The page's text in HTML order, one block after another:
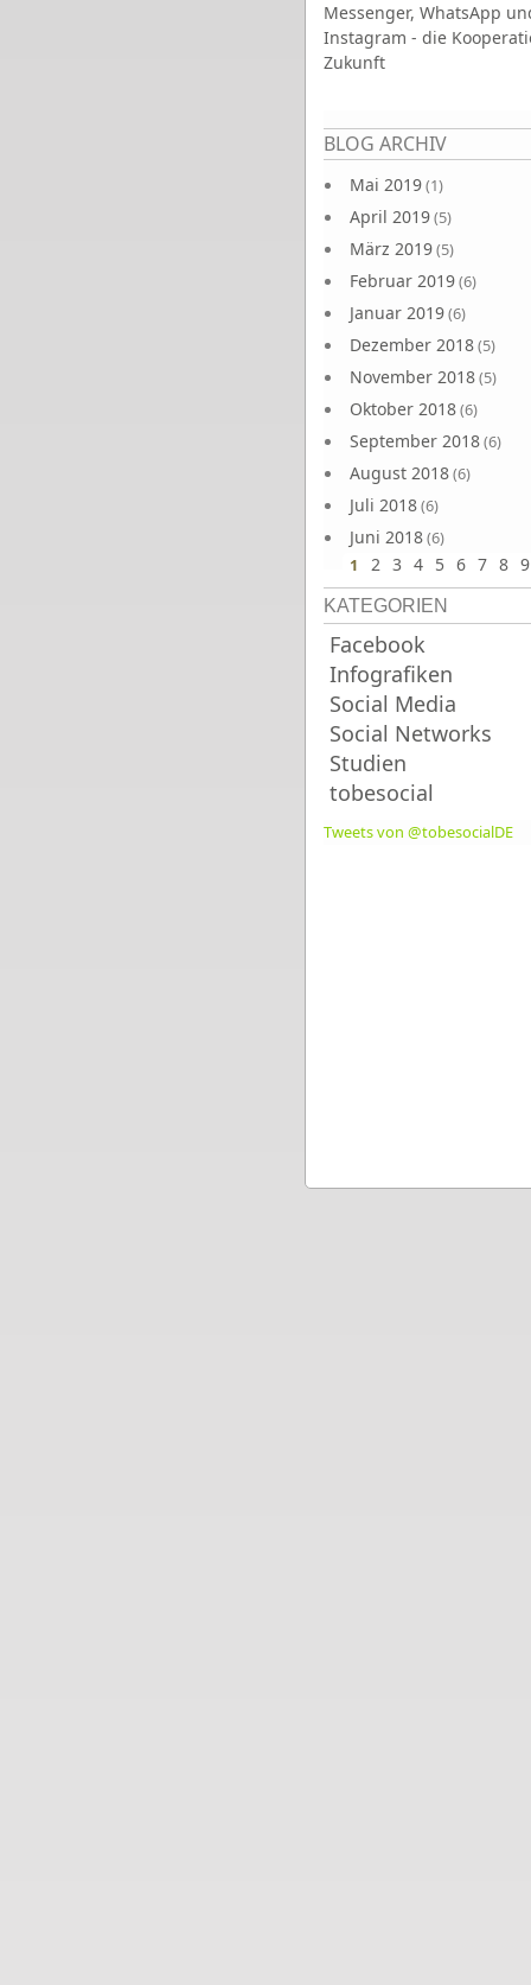
Messenger, WhatsApp
Instagram - die
Zukunft
BLOG ARCHIV
Mai 2019(1)
April 2019(5)
März 2019(5)
Februar 2019(6)
Januar 2019(6)
Dezember 2018(5)
November 2018(5)
Oktober 2018(6)
September 2018(6)
August 2018(6)
Juli 2018(6)
Juni 2018(6)
Seiten
1 2 3 4 5 6 7 8 9
KATEGORIEN
Facebook
Infografiken
Social Media
Social Networks
Studien
tobesocial
Tweets von @tobesocialDE